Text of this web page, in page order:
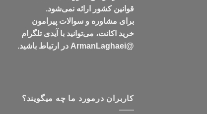
قوانین کشور ارائه نمی‌شود.
برای مشاوره و سوالات پیرامون
خرید اکانت، می‌توانید با آیدی تلگرام
@ArmanLaghaei در ارتباط باشید.
کاربران درمورد ما چه میگویند؟